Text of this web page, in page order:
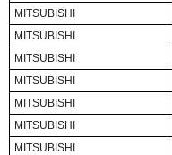
MITSUBISHI
MITSUBISHI
MITSUBISHI
MITSUBISHI
MITSUBISHI
MITSUBISHI
MITSUBISHI